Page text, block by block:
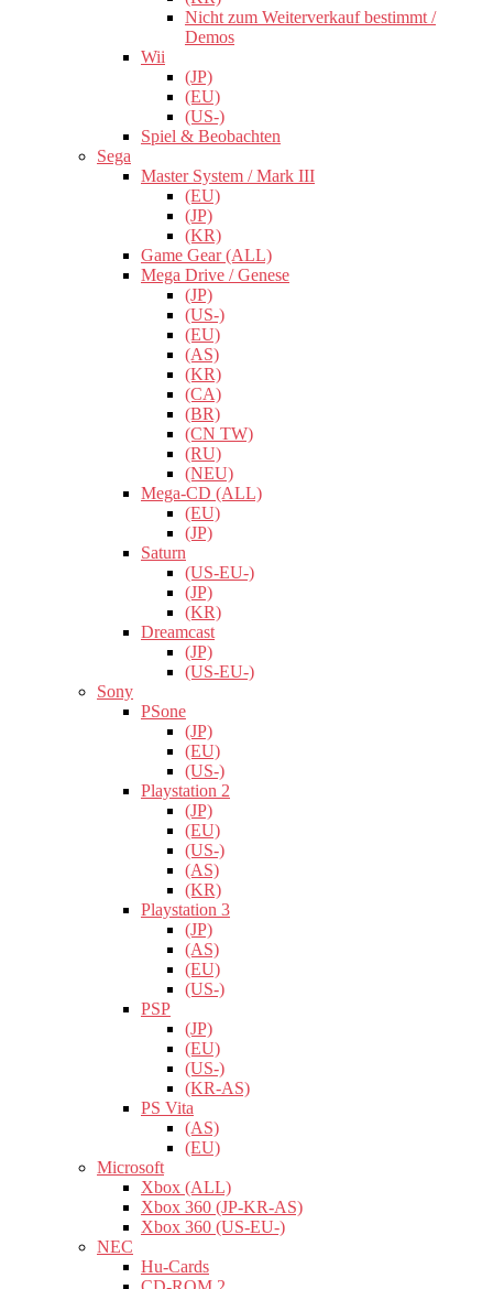
Nicht zum Weiterverkauf bestimmt /
Demos
Wii
(JP)
(EU)
(US-)
Spiel & Beobachten
Sega
Master System / Mark III
(EU)
(JP)
(KR)
Game Gear (ALL)
Mega Drive / Genese
(JP)
(US-)
(EU)
(AS)
(KR)
(CA)
(BR)
(CN TW)
(RU)
(NEU)
Mega-CD (ALL)
(EU)
(JP)
Saturn
(US-EU-)
(JP)
(KR)
Dreamcast
(JP)
(US-EU-)
Sony
PSone
(JP)
(EU)
(US-)
Playstation 2
(JP)
(EU)
(US-)
(AS)
(KR)
Playstation 3
(JP)
(AS)
(EU)
(US-)
PSP
(JP)
(EU)
(US-)
(KR-AS)
PS Vita
(AS)
(EU)
Microsoft
Xbox (ALL)
Xbox 360 (JP-KR-AS)
Xbox 360 (US-EU-)
NEC
Hu-Cards